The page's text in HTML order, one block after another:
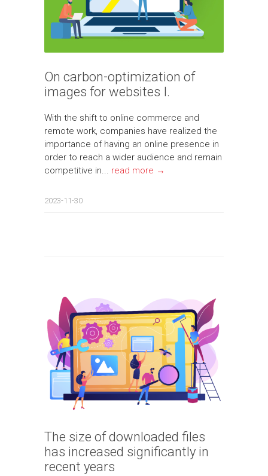
On carbon-optimization of
images for websites I.
With the shift to online commerce and
remote work, companies have realized the
importance of having an online presence in
order to reach a wider audience and remain
competitive in... read more →
2023-11-30
The size of downloaded files
has increased significantly in
recent years